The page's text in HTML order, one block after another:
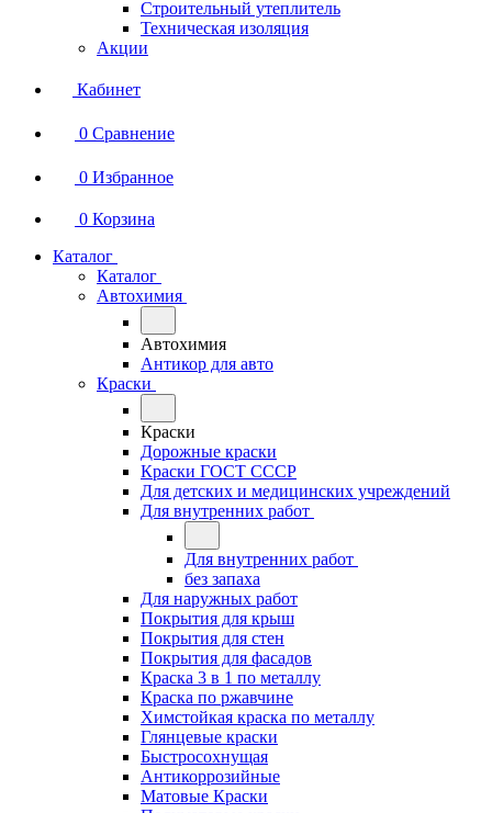
Строительный утеплитель
Техническая изоляция
Акции
Кабинет
0 Сравнение
0 Избранное
0 Корзина
Каталог
Каталог
Автохимия
Автохимия
Антикор для авто
Краски
Краски
Дорожные краски
Краски ГОСТ СССР
Для детских и медицинских учреждений
Для внутренних работ
Для внутренних работ
без запаха
Для наружных работ
Покрытия для крыш
Покрытия для стен
Покрытия для фасадов
Краска 3 в 1 по металлу
Краска по ржавчине
Химстойкая краска по металлу
Глянцевые краски
Быстросохнущая
Антикоррозийные
Матовые Краски